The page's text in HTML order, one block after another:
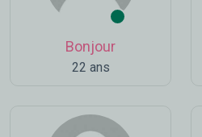
Bonjour
22 ans